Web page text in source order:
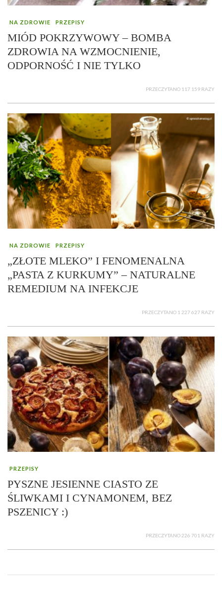
NA ZDROWIE PRZEPISY
MIÓD POKRZYWOWY – BOMBA
ZDROWIA NA WZMOCNIENIE,
ODPORNOŚĆ I NIE TYLKO
PRZECZYTANO 117 159 RAZY
NA ZDROWIE PRZEPISY
„ZŁOTE MLEKO” I FENOMENALNA
„PASTA Z KURKUMY” – NATURALNE
REMEDIUM NA INFEKCJE
PRZECZYTANO 1 227 627 RAZY
PRZEPISY
PYSZNE JESIENNE CIASTO ZE
ŚLIWKAMI I CYNAMONEM, BEZ
PSZENICY :)
PRZECZYTANO 226 701 RAZY